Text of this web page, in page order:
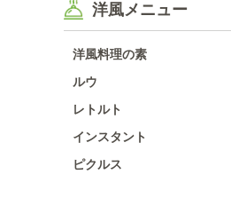
洋風メニュー
洋風料理の素
ルウ
レトルト
インスタント
ピクルス